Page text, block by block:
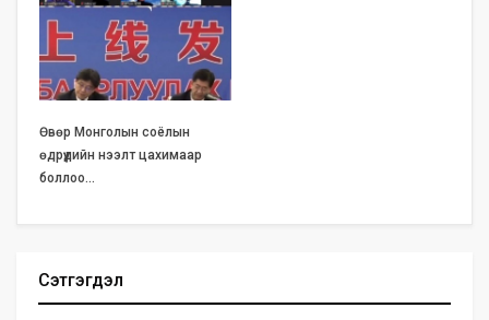
Өвөр Монголын соёлын
өдрүүдийн нээлт цахимаар
боллоо…
Сэтгэгдэл